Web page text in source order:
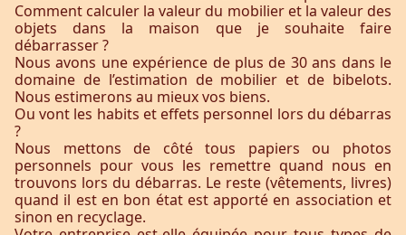
Comment calculer la valeur du mobilier et la valeur des
objets dans la maison que je souhaite faire
débarrasser ?
Nous avons une expérience de plus de 30 ans dans le
domaine de l’estimation de mobilier et de bibelots.
Nous estimerons au mieux vos biens.
Ou vont les habits et effets personnel lors du débarras
?
Nous mettons de côté tous papiers ou photos
personnels pour vous les remettre quand nous en
trouvons lors du débarras. Le reste (vêtements, livres)
quand il est en bon état est apporté en association et
sinon en recyclage.